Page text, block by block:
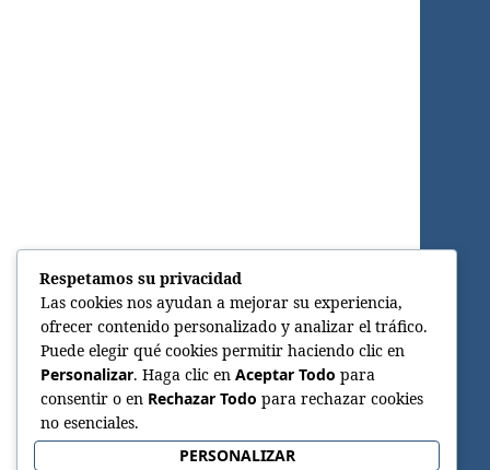
Respetamos su privacidad
Las cookies nos ayudan a mejorar su experiencia,
ofrecer contenido personalizado y analizar el tráfico.
Puede elegir qué cookies permitir haciendo clic en
Personalizar. Haga clic en Aceptar Todo para
consentir o en Rechazar Todo para rechazar cookies
no esenciales.
PERSONALIZAR